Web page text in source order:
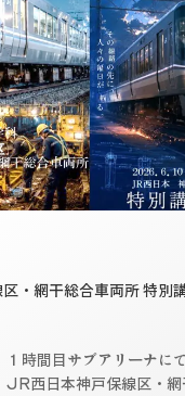
・網干総合車両所 特別
１時間目サブアリーナ
JR西日本神戸保線区・